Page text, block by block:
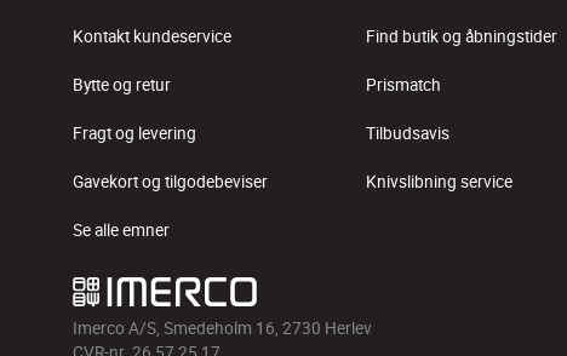
Kontakt kundeservice
Bytte og retur
Fragt og levering
Gavekort og tilgodebeviser
Se alle emner
Find butik og åbningstider
Prismatch
Tilbudsavis
Knivslibning service
Imerco A/S, Smedeholm 16, 2730 Herlev